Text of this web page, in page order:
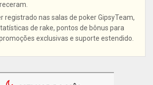
registrado nas salas de poker GipsyTeam,
de rake, pontos de bônus para
exclusivas e suporte estendido.